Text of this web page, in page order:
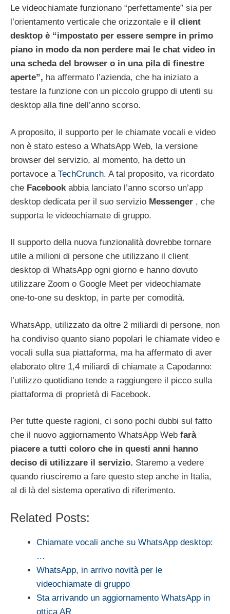
Le videochiamate funzionano “perfettamente” sia per
l’orientamento verticale che orizzontale e il client
desktop è “impostato per essere sempre in primo
piano in modo da non perdere mai le chat video in
una scheda del browser o in una pila di finestre
aperte”, ha affermato l’azienda, che ha iniziato a
testare la funzione con un piccolo gruppo di utenti su
desktop alla fine dell’anno scorso.
A proposito, il supporto per le chiamate vocali e video
non è stato esteso a WhatsApp Web, la versione
browser del servizio, al momento, ha detto un
portavoce a TechCrunch. A tal proposito, va ricordato
che Facebookabbia lanciato l’anno scorso un’app
desktop dedicata per il suo servizio Messenger , che
supporta le videochiamate di gruppo.
Il supporto della nuova funzionalità dovrebbe tornare
utile a milioni di persone che utilizzano il client
desktop di WhatsApp ogni giorno e hanno dovuto
utilizzare Zoom o Google Meet per videochiamate
one-to-one su desktop, in parte per comodità.
WhatsApp, utilizzato da oltre 2 miliardi di persone, non
ha condiviso quanto siano popolari le chiamate video e
vocali sulla sua piattaforma, ma ha affermato di aver
elaborato oltre 1,4 miliardi di chiamate a Capodanno:
l’utilizzo quotidiano tende a raggiungere il picco sulla
piattaforma di proprietà di Facebook.
Per tutte queste ragioni, ci sono pochi dubbi sul fatto
che il nuovo aggiornamento WhatsApp Web farà
piacere a tutti coloro che in questi anni hanno
deciso di utilizzare il servizio. Staremo a vedere
quando riusciremo a fare questo step anche in Italia,
al di là del sistema operativo di riferimento.
Related Posts:
Chiamate vocali anche su WhatsApp desktop:
…
WhatsApp, in arrivo novità per le
videochiamate di gruppo
Sta arrivando un aggiornamento WhatsApp in
ottica AR